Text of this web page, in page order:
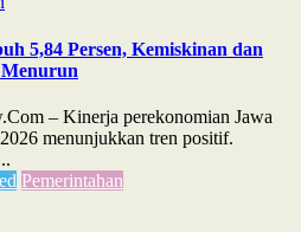
5,84 Persen, Kemiskinan dan
– Kinerja perekonomian Jawa
menunjukkan tren positif.
Pemerintahan